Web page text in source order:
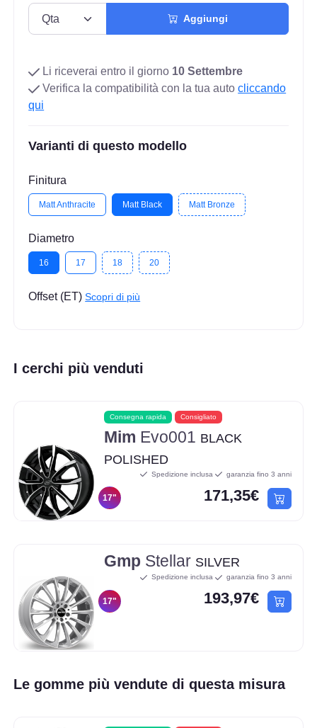
Aggiungi
Li riceverai entro il giorno 10 Settembre
Verifica la compatibilità con la tua autocliccando
qui
Varianti di questo modello
Finitura
Matt Anthracite Matt Black Matt Bronze
Diametro
16 17 18 20
Offset (ET)Scopri di più
I cerchi più venduti
Consegna rapida Consigliato
Mim Evo001 BLACK
POLISHED
17"
Spedizione inclusa garanzia fino 3 anni
171,35€
Gmp Stellar SILVER
17"
Spedizione inclusa garanzia fino 3 anni
193,97€
Le gomme più vendute di questa misura